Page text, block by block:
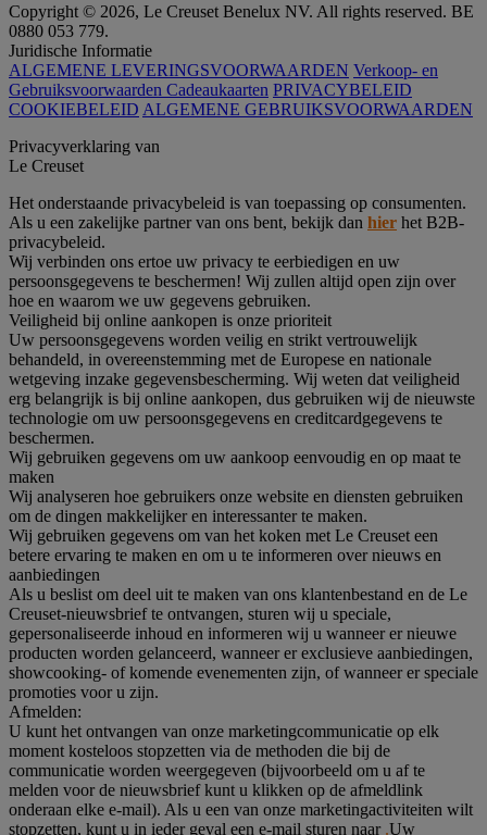
Copyright © 2026, Le Creuset Benelux NV. All rights reserved. BE
0880 053 779.
Juridische Informatie
ALGEMENE LEVERINGSVOORWAARDEN Verkoop- en
Gebruiksvoorwaarden Cadeaukaarten PRIVACYBELEID
COOKIEBELEID ALGEMENE GEBRUIKSVOORWAARDEN
Privacyverklaring van
Le Creuset
Het onderstaande privacybeleid is van toepassing op consumenten.
Als u een zakelijke partner van ons bent, bekijk dan hier het B2B-
privacybeleid.
Wij verbinden ons ertoe uw privacy te eerbiedigen en uw
persoonsgegevens te beschermen! Wij zullen altijd open zijn over
hoe en waarom we uw gegevens gebruiken.
Veiligheid bij online aankopen is onze prioriteit
Uw persoonsgegevens worden veilig en strikt vertrouwelijk
behandeld, in overeenstemming met de Europese en nationale
wetgeving inzake gegevensbescherming. Wij weten dat veiligheid
erg belangrijk is bij online aankopen, dus gebruiken wij de nieuwste
technologie om uw persoonsgegevens en creditcardgegevens te
beschermen.
Wij gebruiken gegevens om uw aankoop eenvoudig en op maat te
maken
Wij analyseren hoe gebruikers onze website en diensten gebruiken
om de dingen makkelijker en interessanter te maken.
Wij gebruiken gegevens om van het koken met Le Creuset een
betere ervaring te maken en om u te informeren over nieuws en
aanbiedingen
Als u beslist om deel uit te maken van ons klantenbestand en de Le
Creuset-nieuwsbrief te ontvangen, sturen wij u speciale,
gepersonaliseerde inhoud en informeren wij u wanneer er nieuwe
producten worden gelanceerd, wanneer er exclusieve aanbiedingen,
showcooking- of komende evenementen zijn, of wanneer er speciale
promoties voor u zijn.
Afmelden:
U kunt het ontvangen van onze marketingcommunicatie op elk
moment kosteloos stopzetten via de methoden die bij de
communicatie worden weergegeven (bijvoorbeeld om u af te
melden voor de nieuwsbrief kunt u klikken op de afmeldlink
onderaan elke e-mail). Als u een van onze marketingactiviteiten wilt
stopzetten, kunt u in ieder geval een e-mail sturen naar .Uw